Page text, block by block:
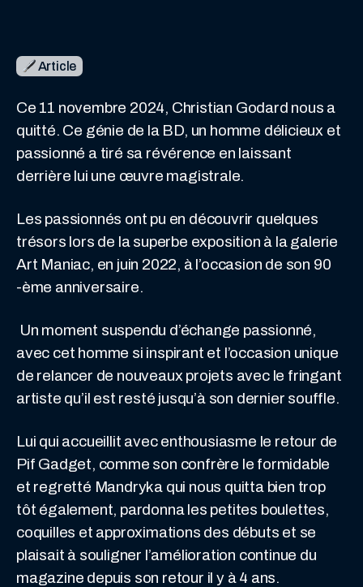
Article
Ce 11 novembre 2024, Christian Godard nous a
quitté. Ce génie de la BD, un homme délicieux et
passionné a tiré sa révérence en laissant
derrière lui une œuvre magistrale.
Les passionnés ont pu en découvrir quelques
trésors lors de la superbe exposition à la galerie
Art Maniac, en juin 2022, à l’occasion de son 90
-ème anniversaire.
Un moment suspendu d’échange passionné,
avec cet homme si inspirant et l’occasion unique
de relancer de nouveaux projets avec le fringant
artiste qu’il est resté jusqu’à son dernier souffle.
Lui qui accueillit avec enthousiasme le retour de
Pif Gadget, comme son confrère le formidable
et regretté Mandryka qui nous quitta bien trop
tôt également, pardonna les petites boulettes,
coquilles et approximations des débuts et se
plaisait à souligner l’amélioration continue du
magazine depuis son retour il y à 4 ans.